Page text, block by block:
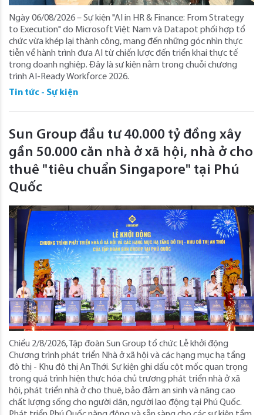
Ngày 06/08/2026 – Sự kiện "AI in HR & Finance: From Strategy
to Execution" do Microsoft Việt Nam và Datapot phối hợp tổ
chức vừa khép lại thành công, mang đến những góc nhìn thực
tiễn về hành trình đưa AI từ chiến lược đến triển khai thực tế
trong doanh nghiệp. Đây là sự kiện nằm trong chuỗi chương
trình AI-Ready Workforce 2026.
Tin tức - Sự kiện
Sun Group đầu tư 40.000 tỷ đồng xây
gần 50.000 căn nhà ở xã hội, nhà ở cho
thuê "tiêu chuẩn Singapore" tại Phú
Quốc
Chiều 2/8/2026, Tập đoàn Sun Group tổ chức Lễ khởi động
Chương trình phát triển Nhà ở xã hội và các hạng mục hạ tầng
đô thị - Khu đô thị An Thới. Sự kiện ghi dấu cột mốc quan trọng
trong quá trình hiện thực hóa chủ trương phát triển nhà ở xã
hội, phát triển nhà ở cho thuê, bảo đảm an sinh và nâng cao
chất lượng sống cho người dân, người lao động tại Phú Quốc.